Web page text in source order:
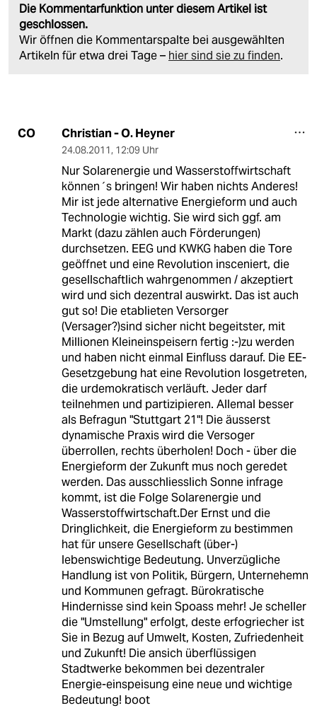
Die Kommentarfunktion unter diesem Artikel ist
geschlossen.
Wir öffnen die Kommentarspalte bei ausgewählten
Artikeln für etwa drei Tage – hier sind sie zu finden.
CO Christian - O. Heyner
24.08.2011, 12:09 Uhr
Nur Solarenergie und Wasserstoffwirtschaft
können´s bringen! Wir haben nichts Anderes!
Mir ist jede alternative Energieform und auch
Technologie wichtig. Sie wird sich ggf. am
Markt (dazu zählen auch Förderungen)
durchsetzen. EEG und KWKG haben die Tore
geöffnet und eine Revolution insceniert, die
gesellschaftlich wahrgenommen / akzeptiert
wird und sich dezentral auswirkt. Das ist auch
gut so! Die etablieten Versorger
(Versager?)sind sicher nicht begeitster, mit
Millionen Kleineinspeisern fertig :-)zu werden
und haben nicht einmal Einfluss darauf. Die EE-
Gesetzgebung hat eine Revolution losgetreten,
die urdemokratisch verläuft. Jeder darf
teilnehmen und partizipieren. Allemal besser
als Befragun "Stuttgart 21"! Die äusserst
dynamische Praxis wird die Versoger
überrollen, rechts überholen! Doch - über die
Energieform der Zukunft mus noch geredet
werden. Das ausschliesslich Sonne infrage
kommt, ist die Folge Solarenergie und
Wasserstoffwirtschaft.Der Ernst und die
Dringlichkeit, die Energieform zu bestimmen
hat für unsere Gesellschaft (über-)
lebenswichtige Bedeutung. Unverzügliche
Handlung ist von Politik, Bürgern, Unternehemn
und Kommunen gefragt. Bürokratische
Hindernisse sind kein Spoass mehr! Je scheller
die "Umstellung" erfolgt, deste erfogriecher ist
Sie in Bezug auf Umwelt, Kosten, Zufriedenheit
und Zukunft! Die ansich überflüssigen
Stadtwerke bekommen bei dezentraler
Energie-einspeisung eine neue und wichtige
Bedeutung! boot